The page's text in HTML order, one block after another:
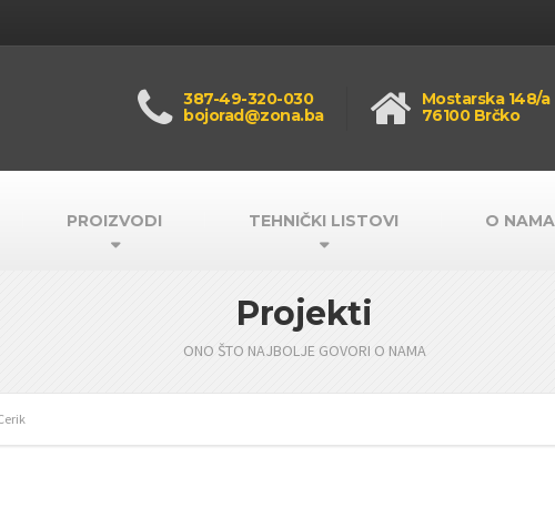
387-49-320-030
bojorad@zona.ba
Mostarska 148/a
76100 Brčko
PROIZVODI TEHNIČKI LISTOVI O NAMA
Projekti
ONO ŠTO NAJBOLJE GOVORI O NAMA